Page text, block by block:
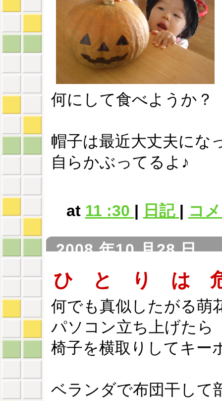
何にして食べようか？
帽子は最近大丈夫にな
自らかぶってるよ♪
at 11 :30 | 日記 | コ
2008 年10 月28 日
ひ と り は
何でも真似したがる萌
パソコン立ち上げたら
椅子を横取りしてキー
ベランダで布団干して